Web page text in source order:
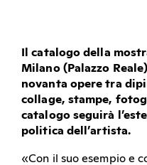
Il catalogo della
Milano (Palazzo
novanta opere tra
collage, stampe,
catalogo seguirà
politica dell’artista.
«Con il suo esempio e